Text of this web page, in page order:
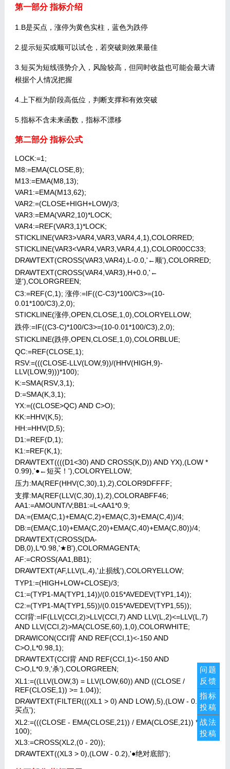
第一部分 指标介绍
1.B是买点，涨停为黄色实柱，蓝色为跌停
2.提示短买或顺可以试仓，若突破则效果最佳
3.短买为短线强势介入，风险较高，但同时收益也可能会最大请
根据个人情况把握
4.上下框为阶段高低位，判断支撑和有效突破
5.指标不含未来函数，指标不漂移
第二部分 指标公式
LOCK:=1;
M8:=EMA(CLOSE,8);
M13:=EMA(M8,13);
VAR1:=EMA(M13,62);
VAR2:=(CLOSE+HIGH+LOW)/3;
VAR3:=EMA(VAR2,10)*LOCK;
VAR4:=REF(VAR3,1)*LOCK;
STICKLINE(VAR3>VAR4,VAR3,VAR4,4,1),COLORRED;
STICKLINE(VAR3<VAR4,VAR3,VAR4,4,1),COLOR00CC33;
DRAWTEXT(CROSS(VAR3,VAR4),L-0.0,'←顺'),COLORRED;
DRAWTEXT(CROSS(VAR4,VAR3),H+0.0,'←
逆'),COLORGREEN;
C3:=REF(C,1); 涨停:=IF((C-C3)*100/C3>=(10-
0.01*100/C3),2,0);
STICKLINE(涨停,OPEN,CLOSE,1,0),COLORYELLOW;
跌停:=IF((C3-C)*100/C3>=(10-0.01*100/C3),2,0);
STICKLINE(跌停,OPEN,CLOSE,1,0),COLORBLUE;
QC:=REF(CLOSE,1);
RSV:=(((CLOSE-LLV(LOW,9))/(HHV(HIGH,9)-
LLV(LOW,9)))*100);
K:=SMA(RSV,3,1);
D:=SMA(K,3,1);
YX:=((CLOSE>QC) AND C>O);
KK:=HHV(K,5);
HH:=HHV(D,5);
D1:=REF(D,1);
K1:=REF(K,1);
DRAWTEXT((((D1<30) AND CROSS(K,D)) AND YX),(LOW *
0.99),'●←短买！'),COLORYELLOW;
压力:MA(REF(HHV(C,30),1),2),COLOR9DFFFF;
支撑:MA(REF(LLV(C,30),1),2),COLORABFF46;
AA1:=AMOUNT/V;BB1:=L<AA1*0.9;
DA:=(EMA(C,1)+EMA(C,2)+EMA(C,3)+EMA(C,4))/4;
DB:=(EMA(C,10)+EMA(C,20)+EMA(C,40)+EMA(C,80))/4;
DRAWTEXT(CROSS(DA-
DB,0),L*0.98,'★B'),COLORMAGENTA;
AF:=CROSS(AA1,BB1);
DRAWTEXT(AF,LLV(L,4),'止损线'),COLORYELLOW;
TYP1:=(HIGH+LOW+CLOSE)/3;
C1:=(TYP1-MA(TYP1,14))/(0.015*AVEDEV(TYP1,14));
C2:=(TYP1-MA(TYP1,55))/(0.015*AVEDEV(TYP1,55));
CCI背:=IF(LLV(CCI,2)>LLV(CCI,7) AND LLV(L,2)<=LLV(L,7)
AND LLV(CCI,2)>MA(CLOSE,60),1,0),COLORWHITE;
DRAWICON(CCI背 AND REF(CCI,1)<-150 AND
C>O,L*0.98,1);
DRAWTEXT(CCI背 AND REF(CCI,1)<-150 AND
C>O,L*0.9,'杀'),COLORGREEN;
XL1:=((LLV(LOW,3) = LLV(LOW,60)) AND ((CLOSE /
REF(CLOSE,1)) >= 1.04));
DRAWTEXT(FILTER(((XL1 > 0) AND LOW),5),(LOW - 0.4),'●
买点');
XL2:=(((CLOSE - EMA(CLOSE,21)) / EMA(CLOSE,21)) *
100);
XL3:=CROSS(XL2,(0 - 20));
DRAWTEXT((XL3 > 0),(LOW - 0.2),'●绝对底部');
问题
反馈
指标
投稿
战法
投稿